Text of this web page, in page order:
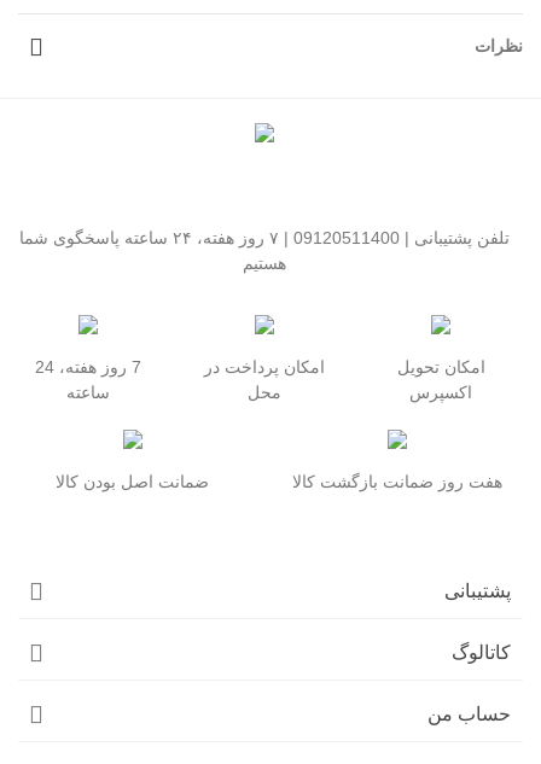
نظرات
تلفن پشتیبانی | 09120511400 | ۷ روز هفته، ۲۴ ساعته پاسخگوی شما
هستیم
امکان تحویل
اکسپرس
امکان پرداخت در
محل
7 روز هفته، 24
ساعته
هفت روز ضمانت بازگشت کالا ضمانت اصل بودن کالا
پشتیبانی
کاتالوگ
حساب من